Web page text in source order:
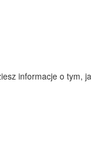
informacje o